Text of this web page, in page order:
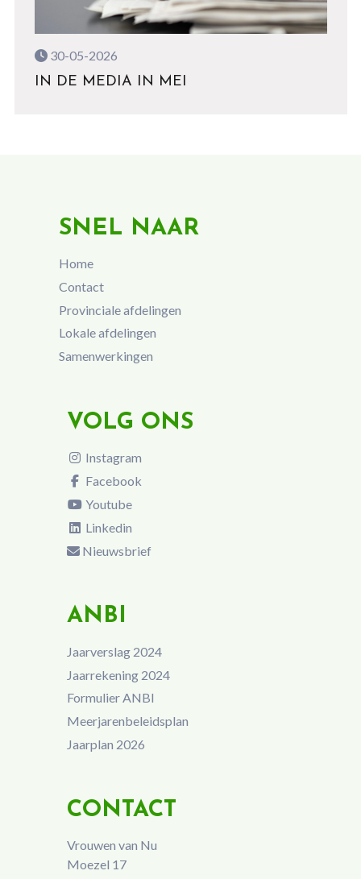
30-05-2026
IN DE MEDIA IN MEI
SNEL NAAR
Home
Contact
Provinciale afdelingen
Lokale afdelingen
Samenwerkingen
VOLG ONS
Instagram
Facebook
Youtube
Linkedin
Nieuwsbrief
ANBI
Jaarverslag 2024
Jaarrekening 2024
Formulier ANBI
Meerjarenbeleidsplan
Jaarplan 2026
CONTACT
Vrouwen van Nu
Moezel 17